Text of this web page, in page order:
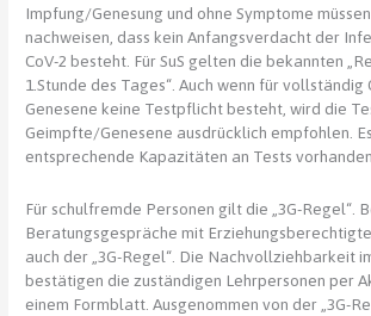
Impfung/Genesung und ohne Symptome
nachweisen, dass kein Anfangsverdacht der
CoV-2 besteht. Für SuS gelten die bekannten
1.Stunde des Tages“. Auch wenn für vollständig
Genesene keine Testpflicht besteht, wird die
Geimpfte/Genesene ausdrücklich empfohlen.
entsprechende Kapazitäten an Tests
Für schulfremde Personen gilt die „3G-Regel“.
Beratungsgespräche mit
auch der „3G-Regel“. Die Nachvollziehbarkeit
bestätigen die zuständigen Lehrpersonen per
einem Formblatt. Ausgenommen von der „3G-